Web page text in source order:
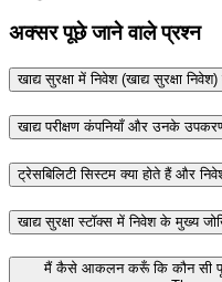
अक्सर पूछे जाने वाले प्रश्न
खाद्य सुरक्षा में निवेश (खाद्य सुरक्षा
खाद्य परीक्षण कंपनियाँ और उनके
ट्रेसबिलिटी सिस्टम क्या होते हैं और
खाद्य सुरक्षा स्टॉक्स में निवेश के मुख्य
मैं कैसे आकलन करूँ कि कौन सी फूड